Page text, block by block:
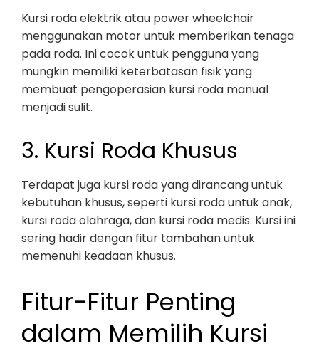
Kursi roda elektrik atau power wheelchair
menggunakan motor untuk memberikan tenaga
pada roda. Ini cocok untuk pengguna yang
mungkin memiliki keterbatasan fisik yang
membuat pengoperasian kursi roda manual
menjadi sulit.
3. Kursi Roda Khusus
Terdapat juga kursi roda yang dirancang untuk
kebutuhan khusus, seperti kursi roda untuk anak,
kursi roda olahraga, dan kursi roda medis. Kursi ini
sering hadir dengan fitur tambahan untuk
memenuhi keadaan khusus.
Fitur-Fitur Penting
dalam Memilih Kursi